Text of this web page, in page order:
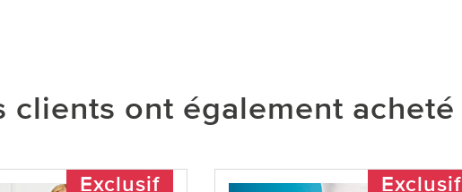
clients ont également acheté
Exclusif Exclusif